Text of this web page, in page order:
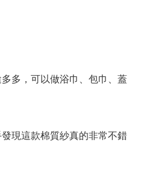
多，可以做浴巾、包巾、蓋
現這款棉質紗真的非常不錯